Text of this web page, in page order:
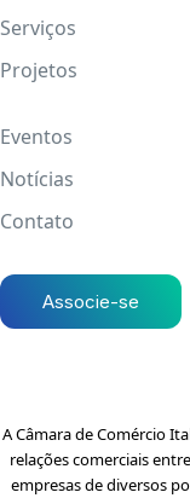
Serviços
Projetos
Eventos
Notícias
Contato
Associe-se
A Câmara de Comércio
relações comerciais
empresas de diversos